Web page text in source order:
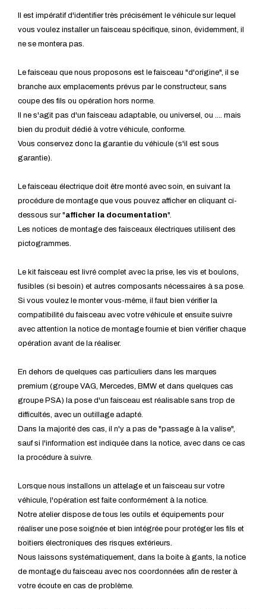
Il est impératif d'identifier très précisément le véhicule sur lequel
vous voulez installer un faisceau spécifique, sinon, évidemment, il
ne se montera pas.
Le faisceau que nous proposons est le faisceau "d'origine", il se
branche aux emplacements prévus par le constructeur, sans
coupe des fils ou opération hors norme.
Il ne s'agit pas d'un faisceau adaptable, ou universel, ou .... mais
bien du produit dédié à votre véhicule, conforme.
Vous conservez donc la garantie du véhicule (s'il est sous
garantie).
Le faisceau électrique doit être monté avec soin, en suivant la
procédure de montage que vous pouvez afficher en cliquant ci-
dessous sur "afficher la documentation".
Les notices de montage des faisceaux électriques utilisent des
pictogrammes.
Le kit faisceau est livré complet avec la prise, les vis et boulons,
fusibles (si besoin) et autres composants nécessaires à sa pose.
Si vous voulez le monter vous-même, il faut bien vérifier la
compatibilité du faisceau avec votre véhicule et ensuite suivre
avec attention la notice de montage fournie et bien vérifier chaque
opération avant de la réaliser.
En dehors de quelques cas particuliers dans les marques
premium (groupe VAG, Mercedes, BMW et dans quelques cas
groupe PSA) la pose d'un faisceau est réalisable sans trop de
difficultés, avec un outillage adapté.
Dans la majorité des cas, il n'y a pas de "passage à la valise",
sauf si l'information est indiquée dans la notice, avec dans ce cas
la procédure à suivre.
Lorsque nous installons un attelage et un faisceau sur votre
véhicule, l'opération est faite conformément à la notice.
Notre atelier dispose de tous les outils et équipements pour
réaliser une pose soignée et bien intégrée pour protéger les fils et
boitiers électroniques des risques extérieurs.
Nous laissons systématiquement, dans la boite à gants, la notice
de montage du faisceau avec nos coordonnées afin de rester à
votre écoute en cas de problème.